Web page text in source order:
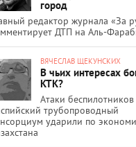
город
редактор журнала «За
ДТП на Аль-
ВЯЧЕСЛАВ ЩЕКУНСКИХ
В чьих интересах
КТК?
Атаки беспилотников
трубопроводный
ударили по